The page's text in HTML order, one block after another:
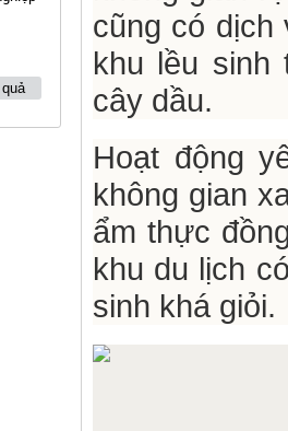
cũng có dịch
khu lều sinh
cây dầu.
Hoạt động
không gian
ẩm thực
khu du lịch
sinh khá giỏi.